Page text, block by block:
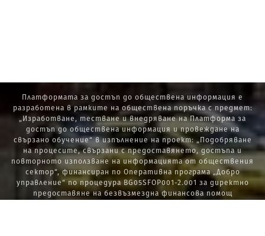
Платформата за достъп до обществена информация е
разработена в рамките на обществена поръчка с предмет:
„Изработване, тестване и внедряване на Платформа за
достъп до обществена информация и провеждане на
свързано обучение“ в изпълнение на проект: „Подобряване
на процесите, свързани с предоставянето, достъпа и
повторното използване на информацията от обществения
сектор“, финансиран по Оперативна програма „Добро
управление“ по процедура BG05SFOP001-2.001 за директно
предоставяне на безвъзмездна финансова помощ